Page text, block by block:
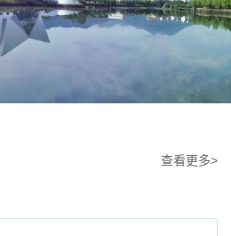
查看更多>